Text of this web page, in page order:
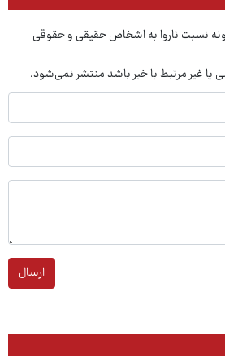
نسبت ناروا به اشخاص حقیقی و حقوقی
یا غیر مرتبط با خبر باشد منتشر نمی‌شود.
ارسال